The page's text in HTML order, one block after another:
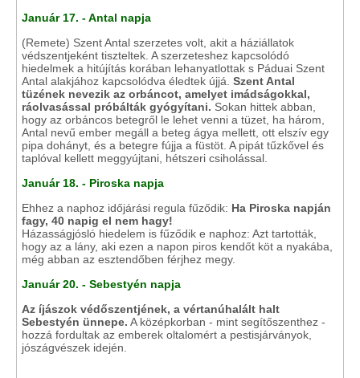
Január 17. - Antal napja
(Remete) Szent Antal szerzetes volt, akit a háziállatok
védszentjeként tiszteltek. A szerzeteshez kapcsolódó
hiedelmek a hitújítás korában lehanyatlottak s Páduai Szent
Antal alakjához kapcsolódva éledtek újjá. Szent Antal
tüzének nevezik az orbáncot, amelyet imádságokkal,
ráolvasással próbálták gyógyítani. Sokan hittek abban,
hogy az orbáncos betegről le lehet venni a tüzet, ha három,
Antal nevű ember megáll a beteg ágya mellett, ott elszív egy
pipa dohányt, és a betegre fújja a füstöt. A pipát tűzkővel és
taplóval kellett meggyújtani, hétszeri csiholással.
Január 18. - Piroska napja
Ehhez a naphoz időjárási regula fűződik: Ha Piroska napján
fagy, 40 napig el nem hagy!
Házasságjósló hiedelem is fűződik e naphoz: Azt tartották,
hogy az a lány, aki ezen a napon piros kendőt köt a nyakába,
még abban az esztendőben férjhez megy.
Január 20. - Sebestyén napja
Az íjászok védőszentjének, a vértanúhalált halt
Sebestyén ünnepe. A középkorban - mint segítőszenthez -
hozzá fordultak az emberek oltalomért a pestisjárványok,
jószágvészek idején.